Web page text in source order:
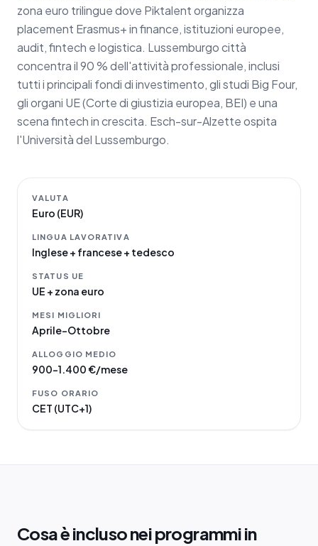
zona euro trilingue dove Piktalent organizza
placement Erasmus+ in finance, istituzioni europee,
audit, fintech e logistica. Lussemburgo città
concentra il 90 % dell'attività professionale, inclusi
tutti i principali fondi di investimento, gli studi Big Four,
gli organi UE (Corte di giustizia europea, BEI) e una
scena fintech in crescita. Esch-sur-Alzette ospita
l'Università del Lussemburgo.
VALUTA
Euro (EUR)
LINGUA LAVORATIVA
Inglese + francese + tedesco
STATUS UE
UE + zona euro
MESI MIGLIORI
Aprile–Ottobre
ALLOGGIO MEDIO
900–1.400 €/mese
FUSO ORARIO
CET (UTC+1)
Cosa è incluso nei programmi in